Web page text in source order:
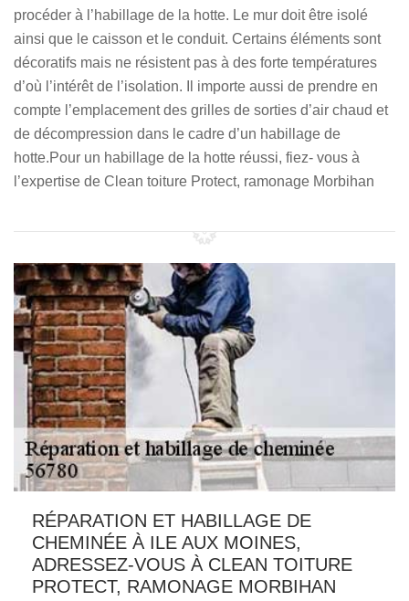
procéder à l’habillage de la hotte. Le mur doit être isolé
ainsi que le caisson et le conduit. Certains éléments sont
décoratifs mais ne résistent pas à des forte températures
d’où l’intérêt de l’isolation. Il importe aussi de prendre en
compte l’emplacement des grilles de sorties d’air chaud et
de décompression dans le cadre d’un habillage de
hotte.Pour un habillage de la hotte réussi, fiez- vous à
l’expertise de Clean toiture Protect, ramonage Morbihan
RÉPARATION ET HABILLAGE DE
CHEMINÉE À ILE AUX MOINES,
ADRESSEZ-VOUS À CLEAN TOITURE
PROTECT, RAMONAGE MORBIHAN